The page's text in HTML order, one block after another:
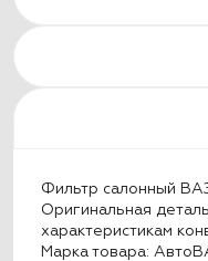
Фильтр салонный
Оригинальная
характеристикам
Марка товара: